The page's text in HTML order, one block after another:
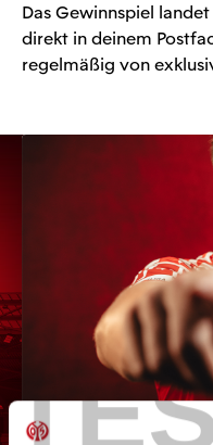
Das Gewinnspiel
direkt in deinem
regelmäßig von